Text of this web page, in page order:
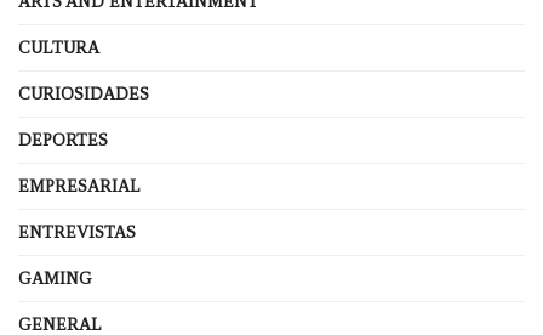
CULTURA
CURIOSIDADES
DEPORTES
EMPRESARIAL
ENTREVISTAS
GAMING
GENERAL